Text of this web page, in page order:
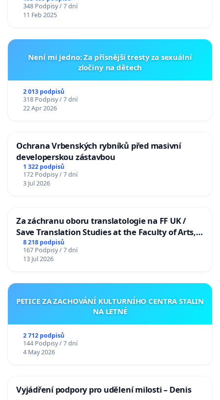
348 Podpisy / 7 dní
11 Feb 2025
Není mi jedno: Za přísnější tresty za sexuální
zločiny na dětech
2 013 podpisů
318 Podpisy / 7 dní
22 Apr 2026
Ochrana Vrbenských rybníků před masivní
developerskou zástavbou
1 322 podpisů
172 Podpisy / 7 dní
3 Jul 2026
Za záchranu oboru translatologie na FF UK /
Save Translation Studies at the Faculty of Arts,
Charles University
8 218 podpisů
167 Podpisy / 7 dní
13 Jul 2026
PETICE ZA ZACHOVÁNÍ KULTURNÍHO CENTRA STALIN
NA LETNÉ
2 712 podpisů
144 Podpisy / 7 dní
4 May 2026
Vyjádření podpory pro udělení milosti – Denis